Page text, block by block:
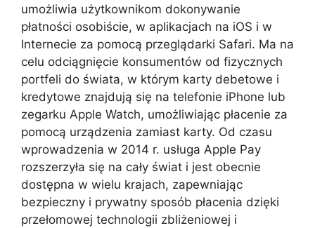
umożliwia użytkownikom dokonywanie
płatności osobiście, w aplikacjach na iOS i w
Internecie za pomocą przeglądarki Safari. Ma na
celu odciągnięcie konsumentów od fizycznych
portfeli do świata, w którym karty debetowe i
kredytowe znajdują się na telefonie iPhone lub
zegarku Apple Watch, umożliwiając płacenie za
pomocą urządzenia zamiast karty. Od czasu
wprowadzenia w 2014 r. usługa Apple Pay
rozszerzyła się na cały świat i jest obecnie
dostępna w wielu krajach, zapewniając
bezpieczny i prywatny sposób płacenia dzięki
przełomowej technologii zbliżeniowej i